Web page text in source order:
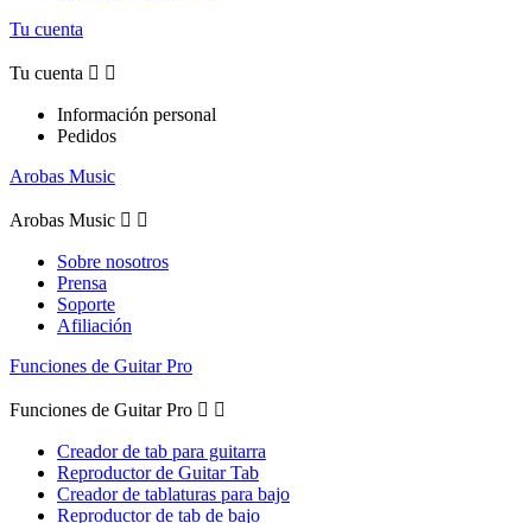
Tu cuenta
Tu cuenta  
Información personal
Pedidos
Arobas Music
Arobas Music  
Sobre nosotros
Prensa
Soporte
Afiliación
Funciones de Guitar Pro
Funciones de Guitar Pro  
Creador de tab para guitarra
Reproductor de Guitar Tab
Creador de tablaturas para bajo
Reproductor de tab de bajo